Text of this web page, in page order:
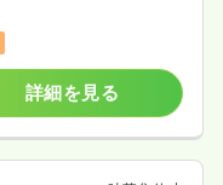
詳細を見る